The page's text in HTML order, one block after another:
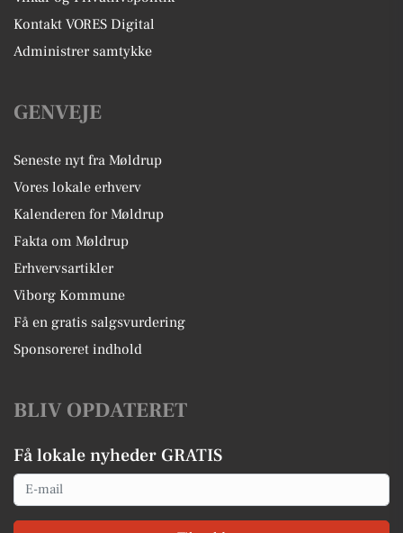
Kontakt VORES Digital
Administrer samtykke
GENVEJE
Seneste nyt fra Møldrup
Vores lokale erhverv
Kalenderen for Møldrup
Fakta om Møldrup
Erhvervsartikler
Viborg Kommune
Få en gratis salgsvurdering
Sponsoreret indhold
BLIV OPDATERET
Få lokale nyheder GRATIS
Email